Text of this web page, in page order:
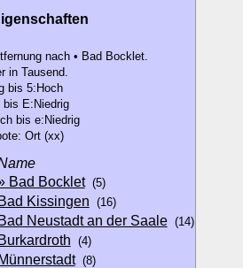
nach • Bad Bocklet.
in Tausend.
bis 5:Hoch
bis E:Niedrig
bis e:Niedrig
Ort (xx)
Bad Bocklet (5)
Kissingen (16)
Neustadt an der Saale (14)
(4)
(8)